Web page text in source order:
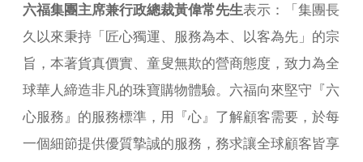
六福集團主席兼行政總裁黃偉常先生表示：「集團長
久以來秉持「匠心獨運、服務為本、以客為先」的宗
旨，本著貨真價實、童叟無欺的營商態度，致力為全
球華人締造非凡的珠寶購物體驗。六福向來堅守『六
心服務』的服務標準，用『心』了解顧客需要，於每
一個細節提供優質摯誠的服務，務求讓全球顧客皆享